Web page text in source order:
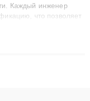
Каждый инженер
что позволяет
Наши мастера